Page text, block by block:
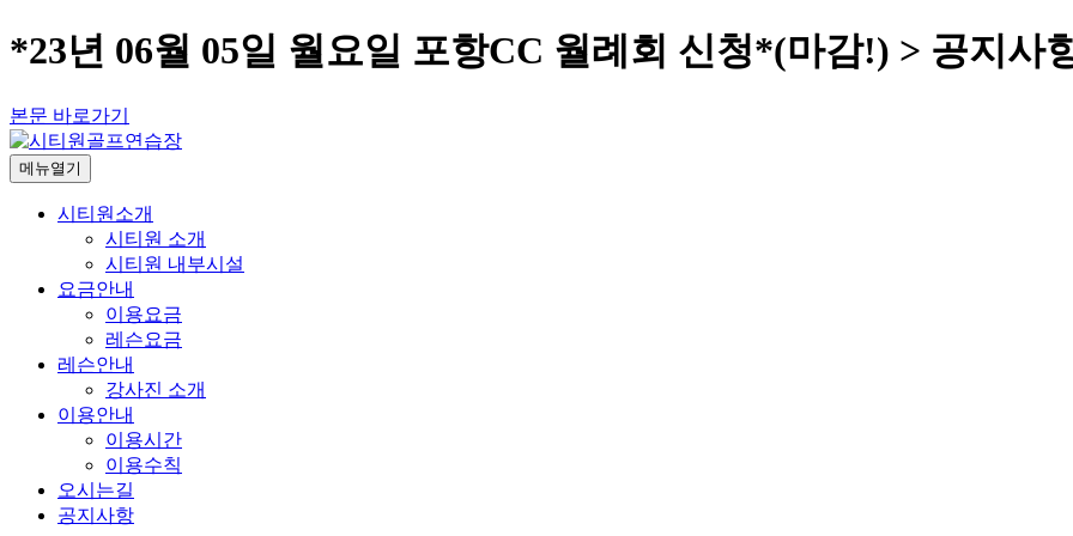
*23년 06월 05일 월요일 포항CC 월례회 신청*(마감!) > 공지사
본문 바로가기
메뉴열기
시티원소개
시티원 소개
시티원 내부시설
요금안내
이용요금
레슨요금
레슨안내
강사진 소개
이용안내
이용시간
이용수칙
오시는길
공지사항